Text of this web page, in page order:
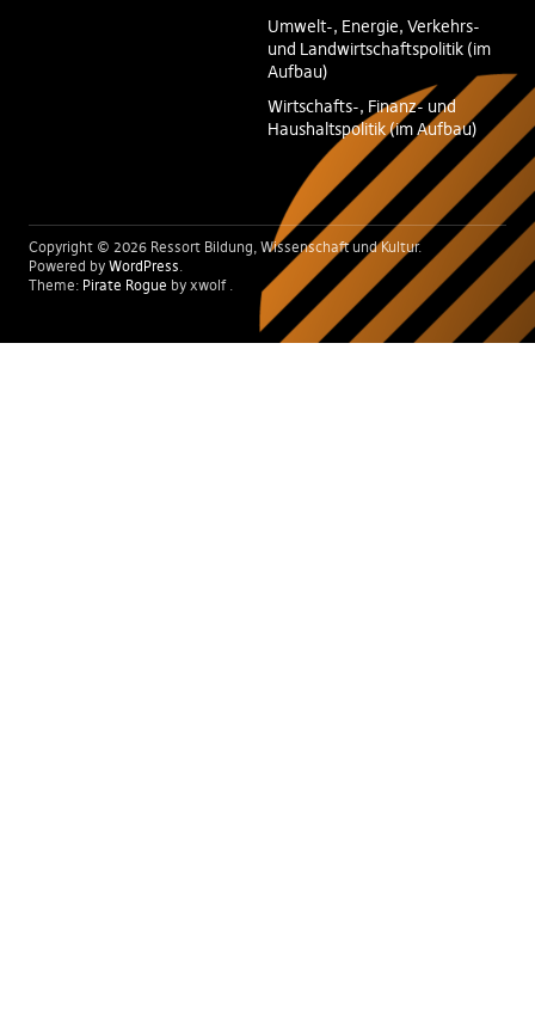
Umwelt-, Energie, Verkehrs-
und Landwirtschaftspolitik (im
Aufbau)
Wirtschafts-, Finanz- und
Haushaltspolitik (im Aufbau)
Copyright © 2026 Ressort Bildung, Wissenschaft und Kultur
Powered by WordPress
Theme: Pirate Rogue by xwolf